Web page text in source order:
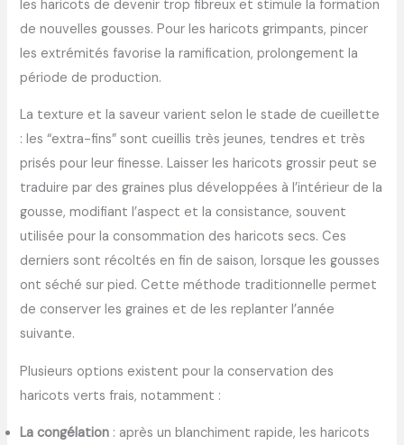
les haricots de devenir trop fibreux et stimule la formation
de nouvelles gousses. Pour les haricots grimpants, pincer
les extrémités favorise la ramification, prolongement la
période de production.
La texture et la saveur varient selon le stade de cueillette
: les “extra-fins” sont cueillis très jeunes, tendres et très
prisés pour leur finesse. Laisser les haricots grossir peut se
traduire par des graines plus développées à l’intérieur de la
gousse, modifiant l’aspect et la consistance, souvent
utilisée pour la consommation des haricots secs. Ces
derniers sont récoltés en fin de saison, lorsque les gousses
ont séché sur pied. Cette méthode traditionnelle permet
de conserver les graines et de les replanter l’année
suivante.
Plusieurs options existent pour la conservation des
haricots verts frais, notamment :
La congélation : après un blanchiment rapide, les haricots